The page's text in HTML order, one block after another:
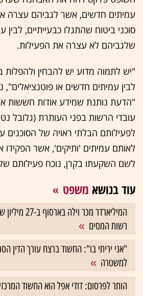
עמיתים חדשים, אשר לגביהם עצרה את
סוכני ביטוח שהתגלו כבעייתיים, לבין
שלגביהם לא עצרה את הפעילות.
"יש לתמוה מדוע יש להבחין ולהפלות
לבין עמיתים חדשים או פוטנציאלים",
"הדעת נותנת שמידע אודות חששות
עובדי הרשות בפני העותרת (גלובל
לפעילותם הבלתי ראויה של הסוכנים
לאותם עמיתים 'ותיקים', אשר
לשם השקעתו בקרן, נוכח פעילותם
עוד בנושא משפט
המיליארדר מכר
רשות המסים
"אני יריתי בו": החשוד ברצח עורך הדין
למשטרה
הותר לפרסום: דודי אפל הוא החשוד